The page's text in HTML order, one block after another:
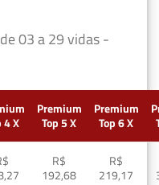
03 a 29 vidas -
4 X
Premium
Top 5 X
Premium
Top 6 X
R$
192,68
R$
219,17